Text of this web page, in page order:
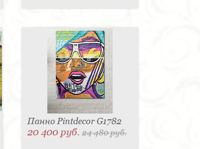
Панно Pintdecor G1782
20 400 руб.24 480 руб.